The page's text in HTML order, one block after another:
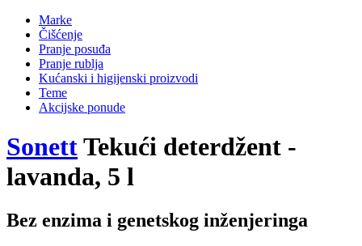
Marke
Čišćenje
Pranje posuđa
Pranje rublja
Kućanski i higijenski proizvodi
Teme
Akcijske ponude
SonettTekući deterdžent -
lavanda, 5 l
Bez enzima i genetskog inženjeringa